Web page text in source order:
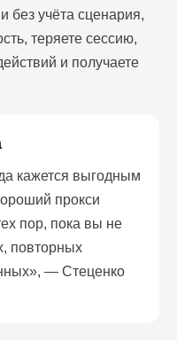
без учёта сценария,
теряете сессию,
и получаете
кажется выгодным
прокси
пор, пока вы не
повторных
— Стеценко